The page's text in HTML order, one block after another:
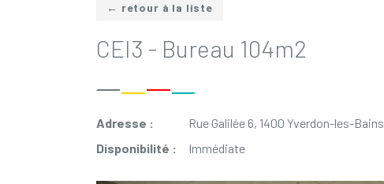
← retour à la liste
CEI3 - Bureau 104m2
Adresse :
Rue Galilée 6, 1400 Yverdon-les-Bains
Disponibilité :
Immédiate